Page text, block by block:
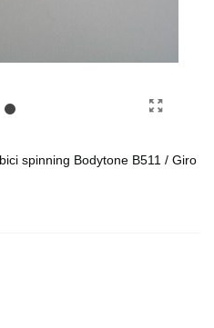
spinning Bodytone B511 / Giro